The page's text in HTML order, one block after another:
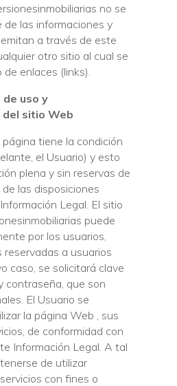
no se
de las informaciones y
a través de este
otro sitio al cual se
enlaces (links).
de uso y
sitio Web
tiene la condición
el Usuario) y esto
plena y sin reservas de
las disposiciones
Legal. El sitio
puede
por los usuarios,
reservadas a usuarios
caso, se solicitará clave
contraseña, que son
El Usuario se
la página Web , sus
de conformidad con
Información Legal. A tal
de utilizar
con fines o